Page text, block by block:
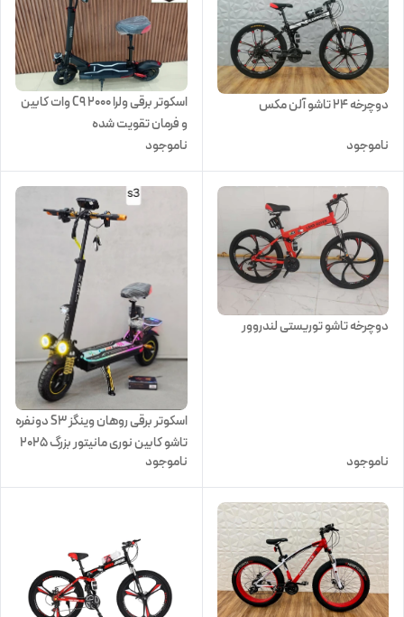
دوچرخه 24 تاشو آلن مکس
ناموجود
اسکوتر برقی ولرا C9 ۲۰۰۰ وات کابین
و فرمان تقویت شده
ناموجود
دوچرخه تاشو توریستی لندروور
ناموجود
اسکوتر برقی روهان وینگز S3 دونفره
تاشو کابین نوری مانیتور بزرگ 2025
ناموجود